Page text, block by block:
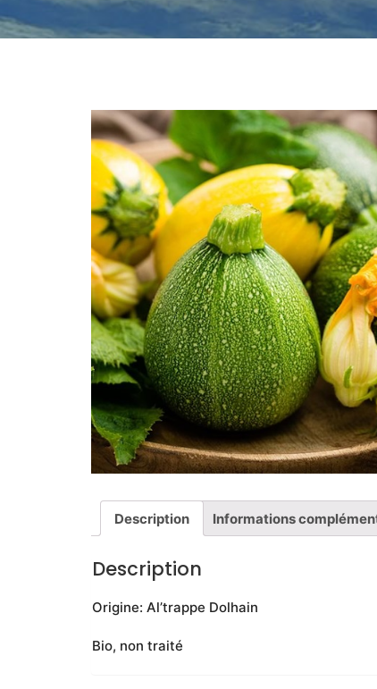
Description Informations
Description
Origine: Al’trappe Dolhain
Bio, non traité